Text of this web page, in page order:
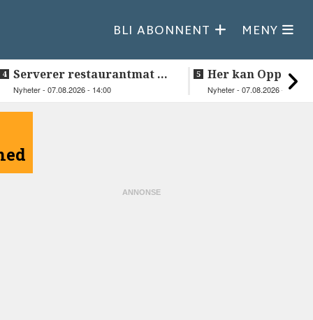
BLI ABONNENT MENY
Serverer restaurantmat til
beboerne
Nyheter - 07.08.2026 - 14:00
Her kan Oppeid
videre
Nyheter - 07.08.2026 - 10:18